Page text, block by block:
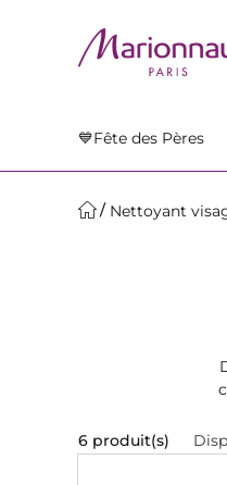
💙Fête des Pères
Nettoyant
6 produit(s)